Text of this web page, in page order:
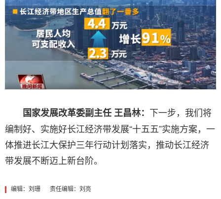
国家发展改革委副主任 王昌林： 下一步，我们将
编制好、实施好长江经济带发展“十五五”实施方案，一
体推进长江大保护三年行动计划落实，推动长江经济
带发展不断迈上新台阶。
编辑：刘珊
责任编辑：刘亮